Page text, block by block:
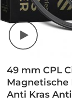
49 mm CPL
Magnetische
Anti Kras